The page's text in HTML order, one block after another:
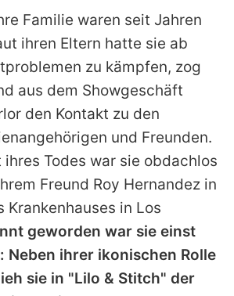
Familie waren seit Jahren
ihren Eltern hatte sie ab
zu kämpfen, zog
aus dem Showgeschäft
den Kontakt zu den
und Freunden.
Todes war sie obdachlos
Freund Roy Hernandez in
Krankenhauses in Los
geworden war sie einst
Neben ihrer ikonischen Rolle
sie in "Lilo & Stitch" der